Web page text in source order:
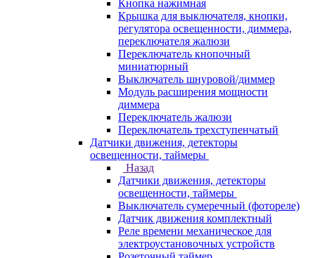
Кнопка нажимная
Крышка для выключателя, кнопки,
регулятора освещенности, диммера,
переключателя жалюзи
Переключатель кнопочный
миниатюрный
Выключатель шнуровой/диммер
Модуль расширения мощности
диммера
Переключатель жалюзи
Переключатель трехступенчатый
Датчики движения, детекторы
освещенности, таймеры
Назад
Датчики движения, детекторы
освещенности, таймеры
Выключатель сумеречный (фотореле)
Датчик движения комплектный
Реле времени механическое для
электроустановочных устройств